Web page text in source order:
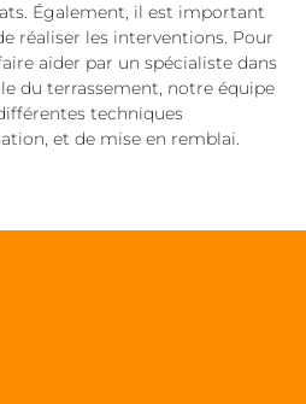
Également, il est important
réaliser les interventions. Pour
aider par un spécialiste dans
du terrassement, notre équipe
techniques
et de mise en remblai.